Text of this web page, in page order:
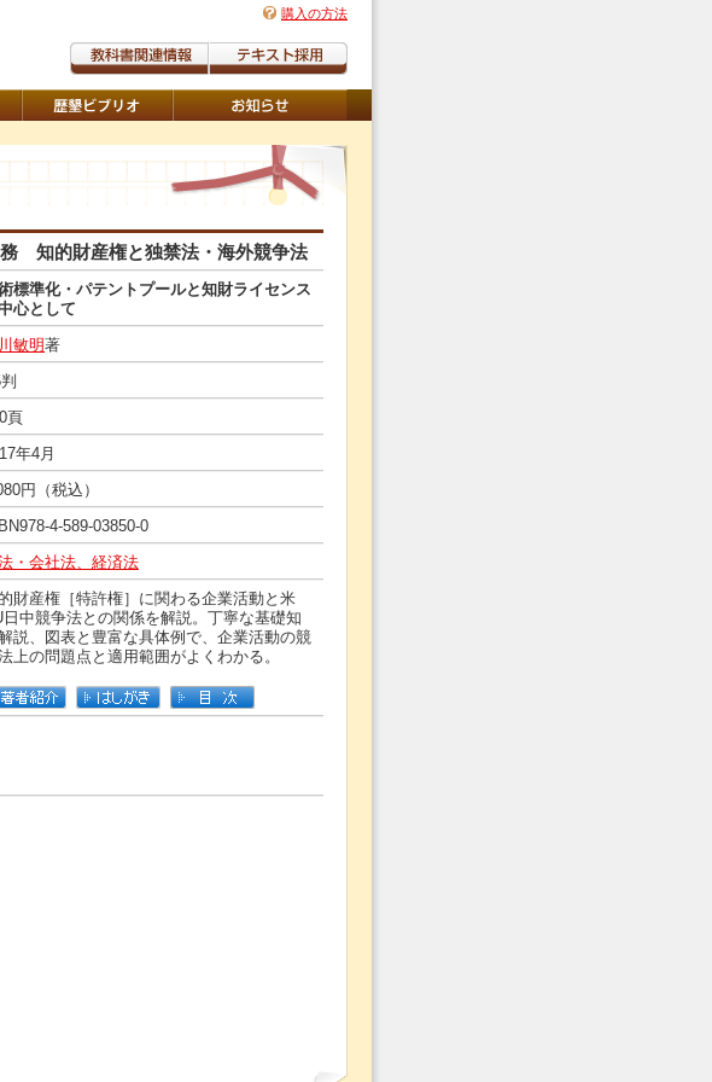
購入の方法
知的財産権と独禁法・海外競争法
標準化・パテントプールと知財ライセンス
心として
敏明著
頁
年4月
円（税込）
4-589-03850-0
・会社法、経済法
財産権［特許権］に関わる企業活動と米
日中競争法との関係を解説。丁寧な基礎知
説、図表と豊富な具体例で、企業活動の競
上の問題点と適用範囲がよくわかる。